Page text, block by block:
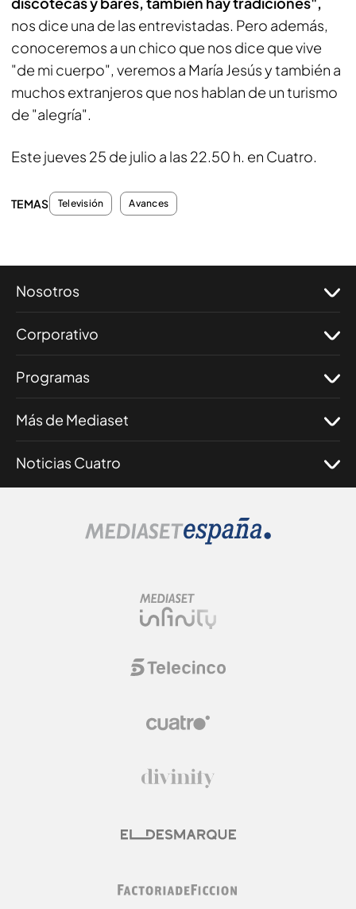
nos dice una de las entrevistadas. Pero además,
conoceremos a un chico que nos dice que vive
"de mi cuerpo", veremos a María Jesús y también a
muchos extranjeros que nos hablan de un turismo
de "alegría".
Este jueves 25 de julio a las 22.50 h. en Cuatro.
TEMAS Televisión Avances
Nosotros
Corporativo
Programas
Más de Mediaset
Noticias Cuatro